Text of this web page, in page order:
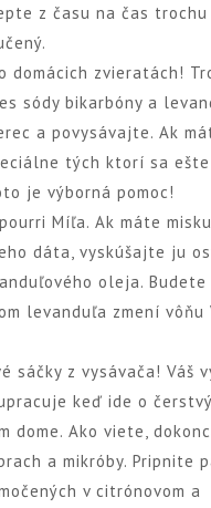
z času na čas trochu
domácich zvieratách!
sódy bikarbóny a
a povysávajte. Ak
tých ktorí sa
je výborná pomoc!
Míľa. Ak máte
dáta, vyskúšajte ju
oleja. Budete
levanduľa zmení vôňu
sáčky z vysávača! Váš
keď ide o
dome. Ako viete,
a mikróby. Pripnite
v citrónovom a